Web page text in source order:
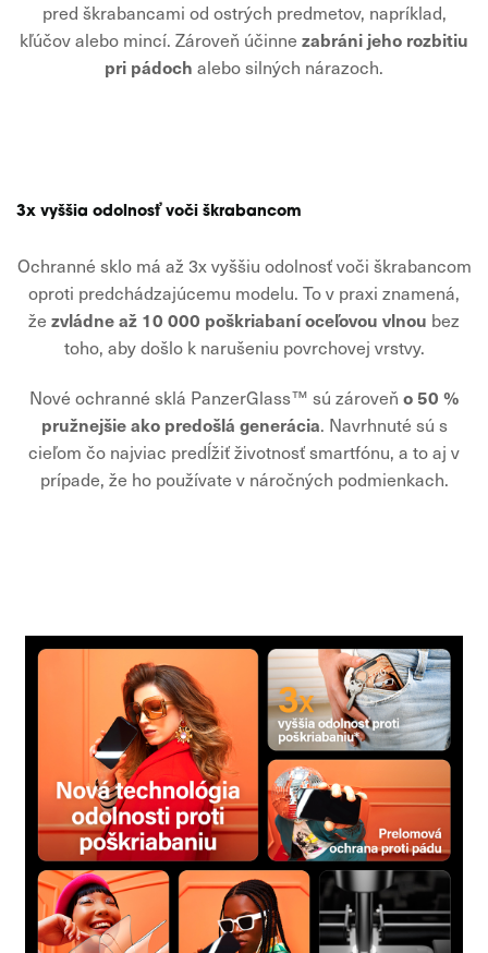
pred škrabancami od ostrých predmetov, napríklad,
kľúčov alebo mincí. Zároveň účinne zabráni jeho rozbitiu
pri pádoch alebo silných nárazoch.
3x vyššia odolnosť voči škrabancom
Ochranné sklo má až 3x vyššiu odolnosť voči škrabancom
oproti predchádzajúcemu modelu. To v praxi znamená,
že zvládne až 10 000 poškriabaní oceľovou vlnou bez
toho, aby došlo k narušeniu povrchovej vrstvy.
Nové ochranné sklá PanzerGlass™ sú zároveň o 50 %
pružnejšie ako predošlá generácia. Navrhnuté sú s
cieľom čo najviac predĺžiť životnosť smartfónu, a to aj v
prípade, že ho používate v náročných podmienkach.